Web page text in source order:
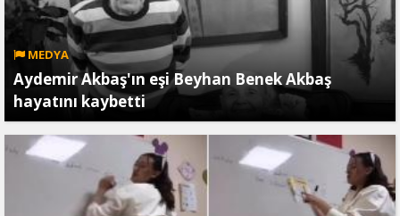
MEDYA
Aydemir Akbaş'ın eşi Beyhan Benek Akbaş
hayatını kaybetti